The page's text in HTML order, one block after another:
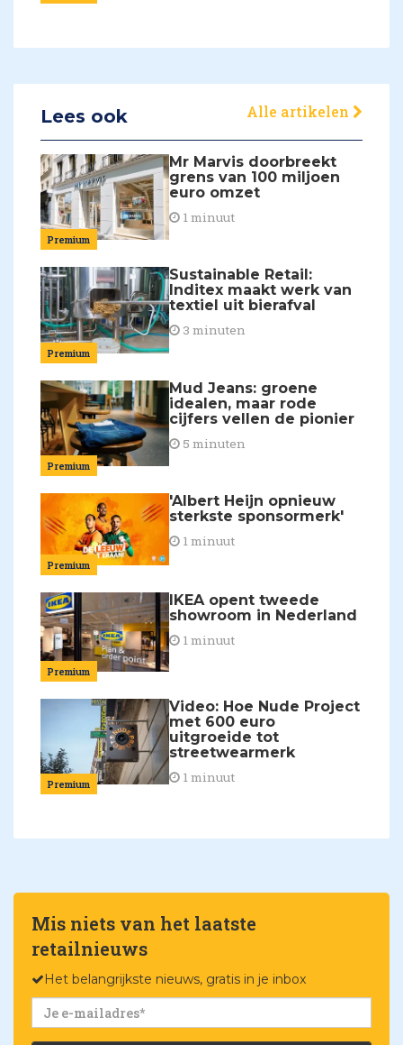
Lees ook Alle artikelen
Premium
Mr Marvis doorbreekt
grens van 100 miljoen
euro omzet
1 minuut
Premium
Sustainable Retail:
Inditex maakt werk van
textiel uit bierafval
3 minuten
Premium
Mud Jeans: groene
idealen, maar rode
cijfers vellen de pionier
5 minuten
Premium
'Albert Heijn opnieuw
sterkste sponsormerk'
1 minuut
Premium
IKEA opent tweede
showroom in Nederland
1 minuut
Premium
Video: Hoe Nude Project
met 600 euro
uitgroeide tot
streetwearmerk
1 minuut
Mis niets van het laatste
retailnieuws
Het belangrijkste nieuws, gratis in je inbox